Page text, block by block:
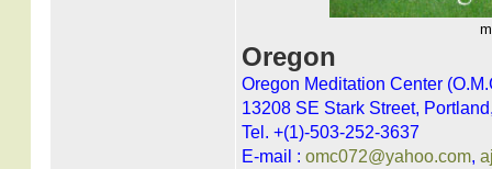
Oregon
Oregon Meditation Center
13208 SE Stark Street,
Tel. +(1)-503-252-3637
E-mail : omc072@yahoo.com,